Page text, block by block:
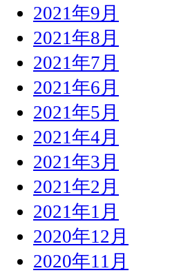
2021年9月
2021年8月
2021年7月
2021年6月
2021年5月
2021年4月
2021年3月
2021年2月
2021年1月
2020年12月
2020年11月